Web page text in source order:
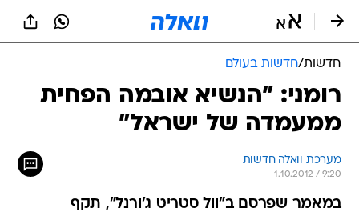
חדשות/חדשות בעולם
רומני: "הנשיא אובמה הפחית
ממעמדה של ישראל"
מערכת וואלה חדשות
1.10.2012 / 9:20
במאמר שפרסם ב"וול סטריט ג'ורנל", תקף